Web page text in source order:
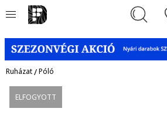
Ruházat/Póló
ELFOGYOTT